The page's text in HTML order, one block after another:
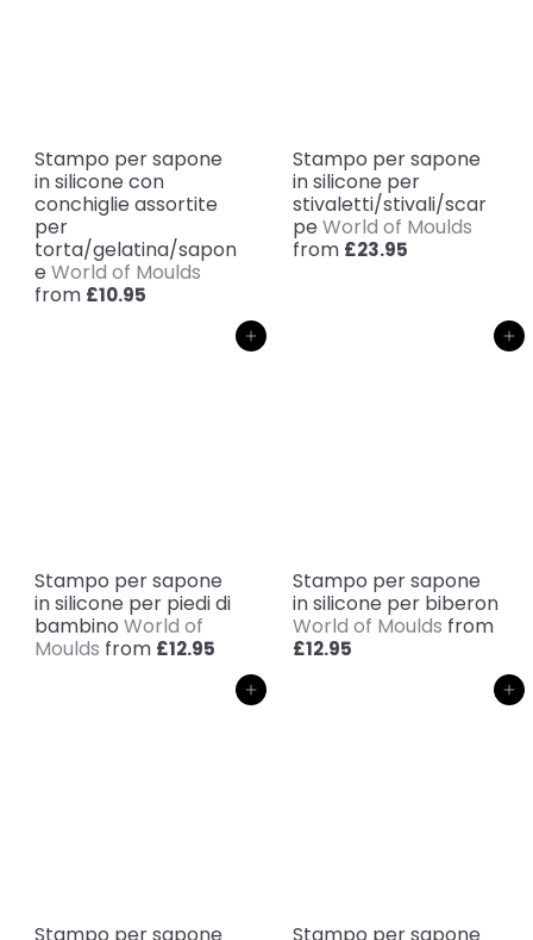
Stampo per sapone
in silicone con
conchiglie assortite
per
torta/gelatina/sapon
e World of Moulds
from £10.95
Stampo per sapone
in silicone per
stivaletti/stivali/scar
pe World of Moulds
from £23.95
Aggiungi al carrello
Stampo per sapone
in silicone per piedi di
bambino World of
Moulds from £12.95
Aggiungi al carrello
Stampo per sapone
in silicone per biberon
World of Moulds from
£12.95
Aggiungi al carrello Aggiungi al carrello